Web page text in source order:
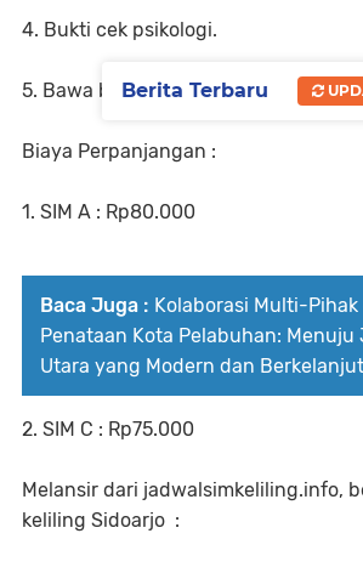
4. Bukti cek psikologi.
5. Bawa bolpoin.
Biaya Perpanjangan :
1. SIM A : Rp80.000
Baca Juga : Kolaborasi Multi-Pihak
Penataan Kota Pelabuhan: Menuju
Utara yang Modern dan
2. SIM C : Rp75.000
Melansir dari jadwalsimkeliling.info,
keliling Sidoarjo :
Berita Terbaru